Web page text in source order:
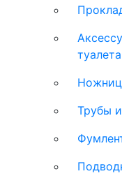
туалета
Трубы